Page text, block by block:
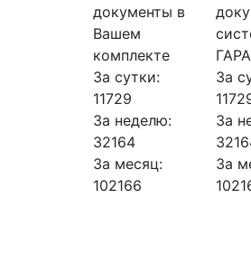
документы в
Вашем
комплекте
За сутки:
11729
За неделю:
32164
За месяц:
102166
За
За
За